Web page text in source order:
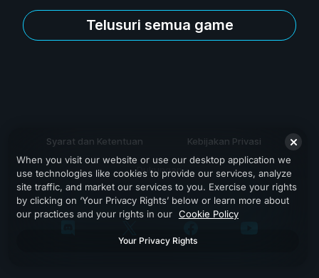
Telusuri semua game
Syarat dan Ketentuan Kebijakan Privasi
Dukungan
When you visit our website or use our desktop application we
use technologies like cookies to provide our services, analyze
site traffic, and market our services to you. Exercise your rights
by clicking on ‘Your Privacy Rights’ below or learn more about
our practices and your rights in our Cookie Policy
Your Privacy Rights